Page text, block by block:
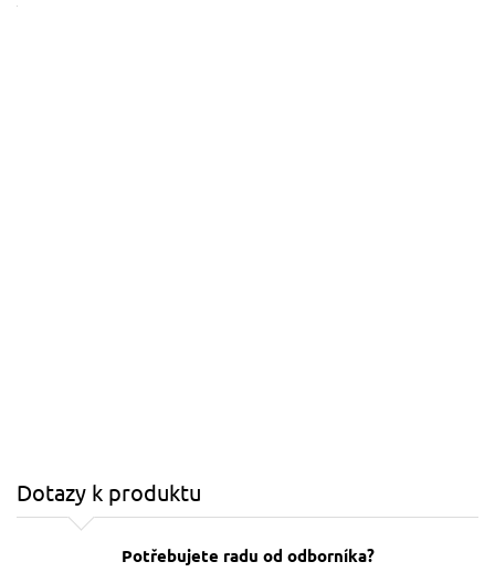
Dotazy k produktu
Potřebujete radu od odborníka?